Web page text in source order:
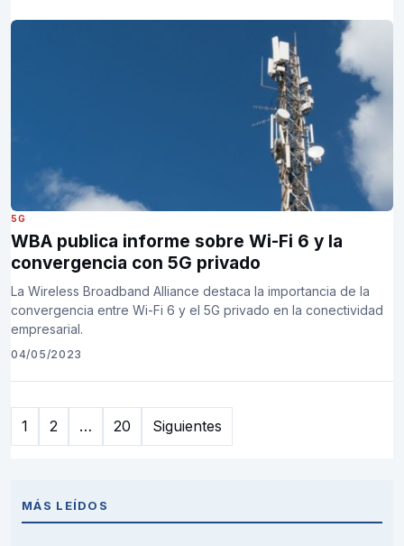
MÁS LEÍDOS
5G
WBA publica informe sobre Wi-Fi 6 y la
convergencia con 5G privado
La Wireless Broadband Alliance destaca la importancia de la
convergencia entre Wi-Fi 6 y el 5G privado en la conectividad
empresarial.
04/05/2023
Paginación
1 2 … 20 Siguientes